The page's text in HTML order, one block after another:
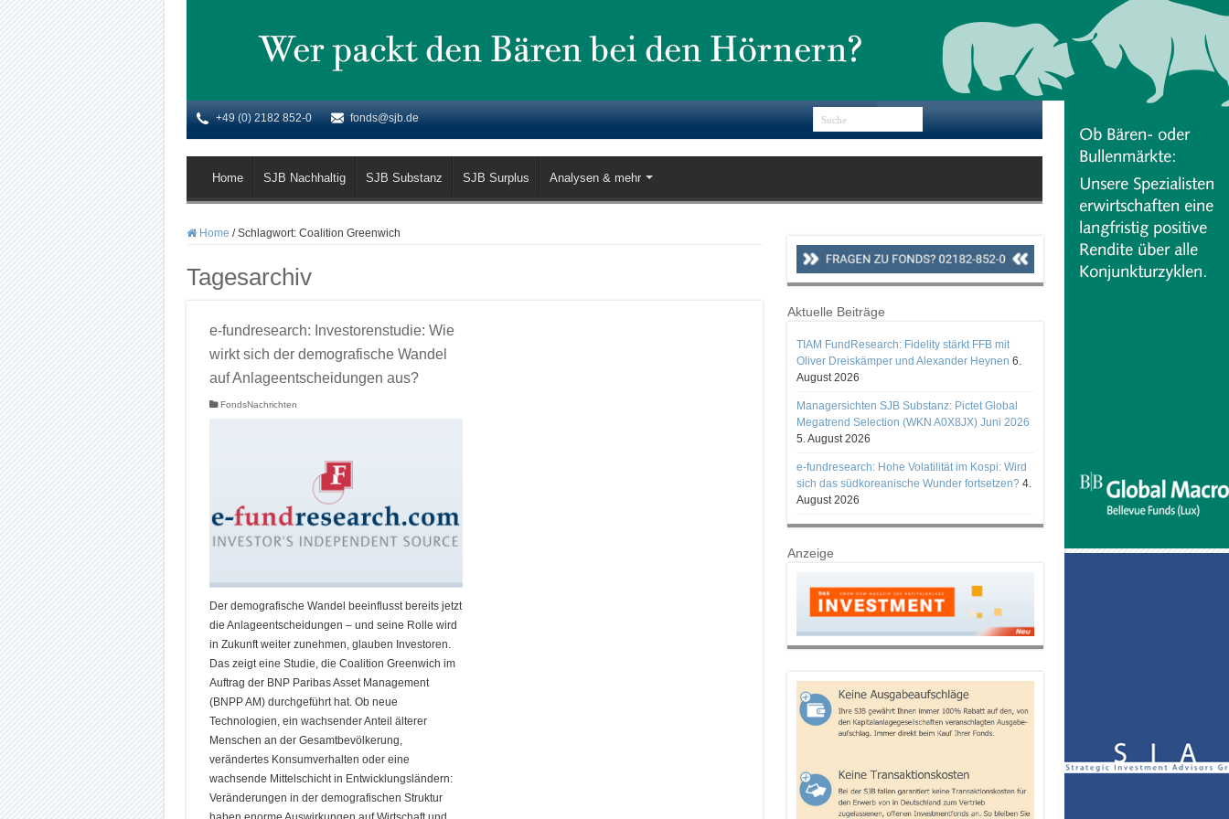
+49 (0) 2182 852-0 fonds@sjb.de
Home SJB Nachhaltig SJB Substanz SJB Surplus Analysen & mehr
Home / Schlagwort: Coalition Greenwich
Tagesarchiv
e-fundresearch: Investorenstudie: Wie
wirkt sich der demografische Wandel
auf Anlageentscheidungen aus?
FondsNachrichten
Der demografische Wandel beeinflusst bereits jetzt
die Anlageentscheidungen – und seine Rolle wird
in Zukunft weiter zunehmen, glauben Investoren.
Das zeigt eine Studie, die Coalition Greenwich im
Auftrag der BNP Paribas Asset Management
(BNPP AM) durchgeführt hat. Ob neue
Technologien, ein wachsender Anteil älterer
Menschen an der Gesamtbevölkerung,
verändertes Konsumverhalten oder eine
wachsende Mittelschicht in Entwicklungsländern:
Veränderungen in der demografischen Struktur
Aktuelle Beiträge
TIAM FundResearch: Fidelity stärkt FFB mit
Oliver Dreiskämper und Alexander Heynen 6.
August 2026
Managersichten SJB Substanz: Pictet Global
Megatrend Selection (WKN A0X8JX) Juni 2026
5. August 2026
e-fundresearch: Hohe Volatilität im Kospi: Wird
sich das südkoreanische Wunder fortsetzen? 4.
August 2026
Anzeige